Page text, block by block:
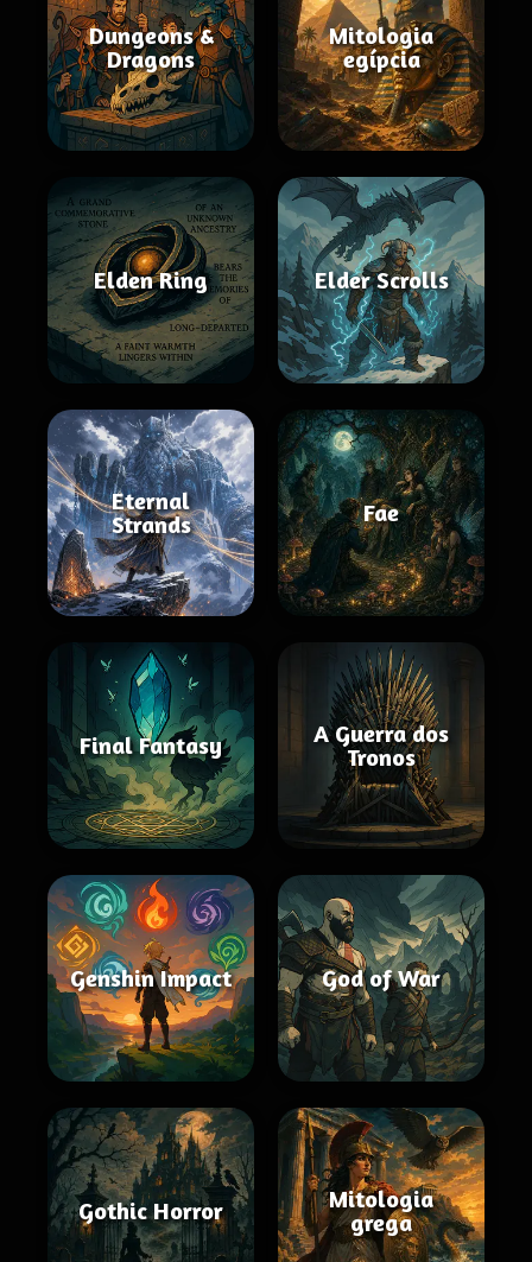
Dungeons &
Dragons
Mitologia
egípcia
Elden Ring Elder Scrolls
Eternal
Strands
Fae
Final Fantasy
A Guerra dos
Tronos
Genshin Impact God of War
Gothic Horror
Mitologia
grega